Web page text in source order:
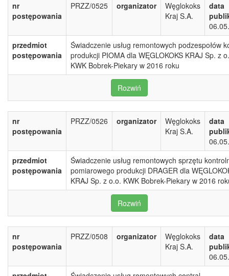
nr
postępowania
PRZZ/0525 organizator
Węglokoks
Kraj S.A.
data
przedmiot
postępowania
Świadczenie usług remontowych podzespołów
produkcji PIOMA dla WĘGLOKOKS KRAJ Sp. z
KWK Bobrek-Piekary w 2016 roku
Rozwiń
nr
postępowania
PRZZ/0526 organizator
Węglokoks
Kraj S.A.
data
przedmiot
postępowania
Świadczenie usług remontowych sprzętu
pomiarowego produkcji DRAGER dla
KRAJ Sp. z o.o. KWK Bobrek-Piekary w 2016
Rozwiń
nr
postępowania
PRZZ/0508 organizator
Węglokoks
Kraj S.A.
data